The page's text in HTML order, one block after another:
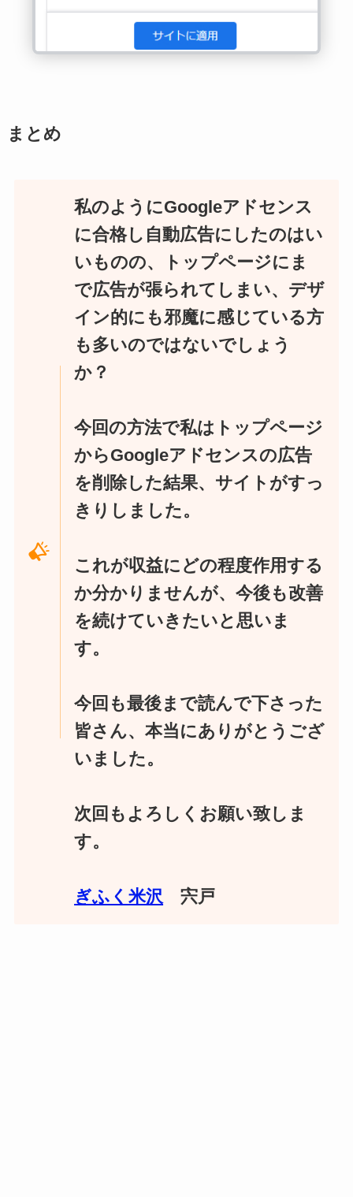
まとめ
私のようにGoogleアドセンス
に合格し自動広告にしたのはい
いものの、トップページにま
で広告が張られてしまい、デザ
イン的にも邪魔に感じている方
も多いのではないでしょう
か？
今回の方法で私はトップページ
からGoogleアドセンスの広告
を削除した結果、サイトがすっ
きりしました。
これが収益にどの程度作用する
か分かりませんが、今後も改善
を続けていきたいと思いま
す。
今回も最後まで読んで下さった
皆さん、本当にありがとうござ
いました。
次回もよろしくお願い致しま
す。
ぎふく米沢 宍戸